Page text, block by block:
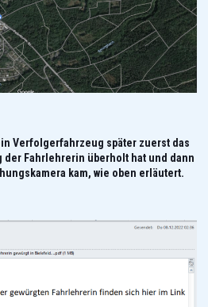
Verfolgerfahrzeug später zuerst das
der Fahrlehrerin überholt hat und dann
kam, wie oben erläutert.